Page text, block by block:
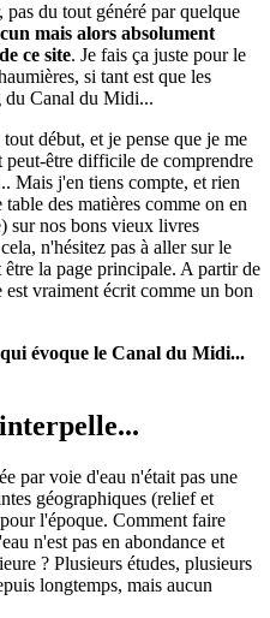
du tout généré par quelque
mais alors absolument
ce site. Je fais ça juste pour le
si tant est que les
du Canal du Midi...
début, et je pense que je me
peut-être difficile de comprendre
Mais j'en tiens compte, et rien
des matières comme on en
sur nos bons vieux livres
n'hésitez pas à aller sur le
la page principale. A partir de
vraiment écrit comme un bon
évoque le Canal du Midi...
par voie d'eau n'était pas une
géographiques (relief et
l'époque. Comment faire
n'est pas en abondance et
? Plusieurs études, plusieurs
longtemps, mais aucun